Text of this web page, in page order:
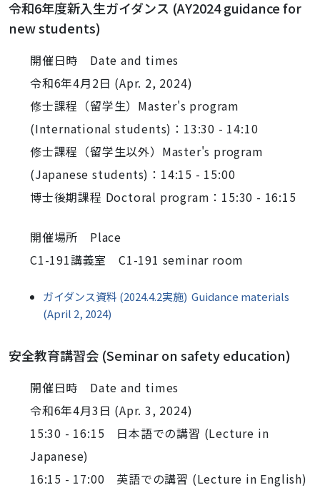
令和6年度新入生ガイダンス (AY2024 guidance for
new students)
開催日時 Date and times
令和6年4月2日 (Apr. 2, 2024)
修士課程（留学生）Master's program
(International students)：13:30 - 14:10
修士課程（留学生以外）Master's program
(Japanese students)：14:15 - 15:00
博士後期課程 Doctoral program：15:30 - 16:15
開催場所 Place
C1-191講義室 C1-191 seminar room
ガイダンス資料 (2024.4.2実施) Guidance materials
(April 2, 2024)
安全教育講習会 (Seminar on safety education)
開催日時 Date and times
令和6年4月3日 (Apr. 3, 2024)
15:30 - 16:15 日本語での講習 (Lecture in
Japanese)
16:15 - 17:00 英語での講習 (Lecture in English)